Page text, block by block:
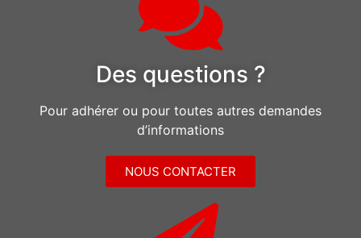
Des questions ?
Pour adhérer ou pour toutes autres demandes
d’informations
NOUS CONTACTER